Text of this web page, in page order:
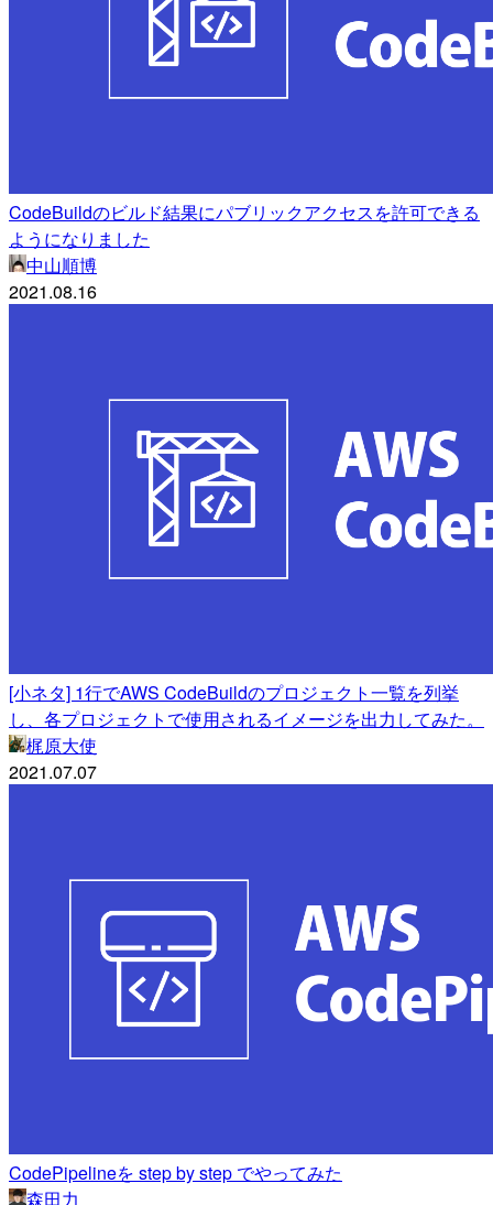
CodeBuildのビルド結果にパブリックアクセスを許可できる
ようになりました
中山順博
2021.08.16
[小ネタ] 1行でAWS CodeBuildのプロジェクト一覧を列挙
し、各プロジェクトで使用されるイメージを出力してみた。
梶原大使
2021.07.07
CodePipelineを step by step でやってみた
森田力